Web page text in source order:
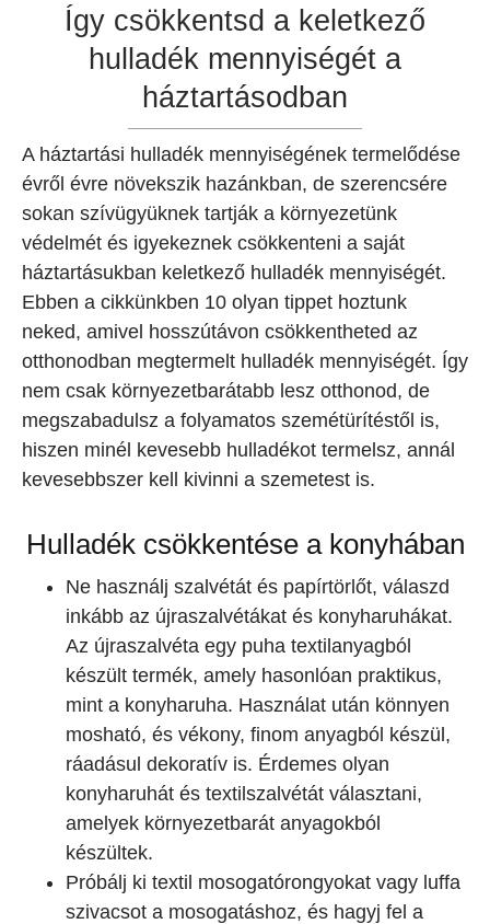
Így csökkentsd a keletkező
hulladék mennyiségét a
háztartásodban
A háztartási hulladék mennyiségének termelődése
évről évre növekszik hazánkban, de szerencsére
sokan szívügyüknek tartják a környezetünk
védelmét és igyekeznek csökkenteni a saját
háztartásukban keletkező hulladék mennyiségét.
Ebben a cikkünkben 10 olyan tippet hoztunk
neked, amivel hosszútávon csökkentheted az
otthonodban megtermelt hulladék mennyiségét. Így
nem csak környezetbarátabb lesz otthonod, de
megszabadulsz a folyamatos szemétürítéstől is,
hiszen minél kevesebb hulladékot termelsz, annál
kevesebbszer kell kivinni a szemetest is.
Hulladék csökkentése a konyhában
Ne használj szalvétát és papírtörlőt, válaszd
inkább az újraszalvétákat és konyharuhákat.
Az újraszalvéta egy puha textilanyagból
készült termék, amely hasonlóan praktikus,
mint a konyharuha. Használat után könnyen
mosható, és vékony, finom anyagból készül,
ráadásul dekoratív is. Érdemes olyan
konyharuhát és textilszalvétát választani,
amelyek környezetbarát anyagokból
készültek.
Próbálj ki textil mosogatórongyokat vagy luffa
szivacsot a mosogatáshoz, és hagyj fel a